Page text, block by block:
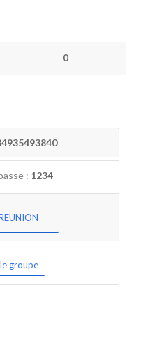
0
: 1234
groupe